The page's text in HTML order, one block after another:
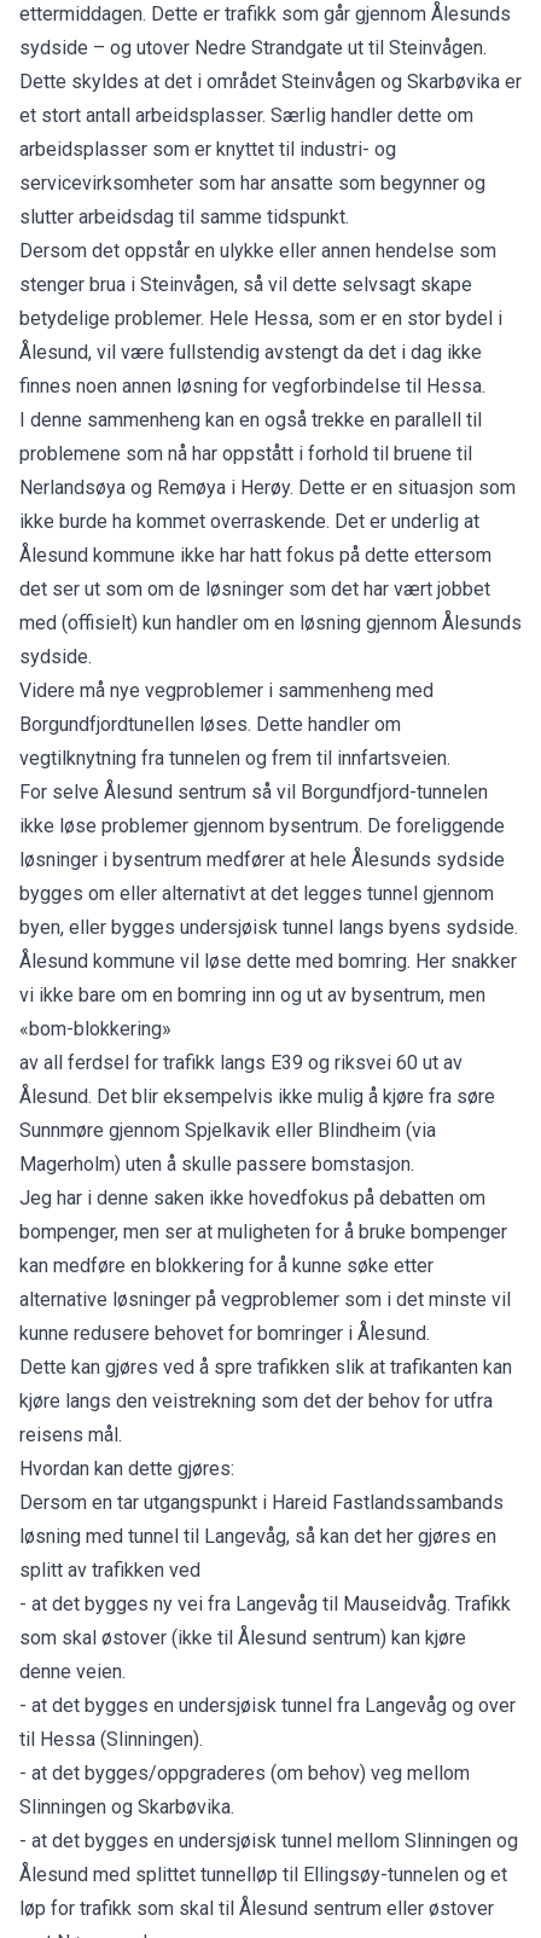
ettermiddagen. Dette er trafikk som går gjennom Ålesunds
sydside – og utover Nedre Strandgate ut til Steinvågen.
Dette skyldes at det i området Steinvågen og Skarbøvika er
et stort antall arbeidsplasser. Særlig handler dette om
arbeidsplasser som er knyttet til industri- og
servicevirksomheter som har ansatte som begynner og
slutter arbeidsdag til samme tidspunkt.
Dersom det oppstår en ulykke eller annen hendelse som
stenger brua i Steinvågen, så vil dette selvsagt skape
betydelige problemer. Hele Hessa, som er en stor bydel i
Ålesund, vil være fullstendig avstengt da det i dag ikke
finnes noen annen løsning for vegforbindelse til Hessa.
I denne sammenheng kan en også trekke en parallell til
problemene som nå har oppstått i forhold til bruene til
Nerlandsøya og Remøya i Herøy. Dette er en situasjon som
ikke burde ha kommet overraskende. Det er underlig at
Ålesund kommune ikke har hatt fokus på dette ettersom
det ser ut som om de løsninger som det har vært jobbet
med (offisielt) kun handler om en løsning gjennom Ålesunds
sydside.
Videre må nye vegproblemer i sammenheng med
Borgundfjordtunellen løses. Dette handler om
vegtilknytning fra tunnelen og frem til innfartsveien.
For selve Ålesund sentrum så vil Borgundfjord-tunnelen
ikke løse problemer gjennom bysentrum. De foreliggende
løsninger i bysentrum medfører at hele Ålesunds sydside
bygges om eller alternativt at det legges tunnel gjennom
byen, eller bygges undersjøisk tunnel langs byens sydside.
Ålesund kommune vil løse dette med bomring. Her snakker
vi ikke bare om en bomring inn og ut av bysentrum, men
«bom-blokkering»
av all ferdsel for trafikk langs E39 og riksvei 60 ut av
Ålesund. Det blir eksempelvis ikke mulig å kjøre fra søre
Sunnmøre gjennom Spjelkavik eller Blindheim (via
Magerholm) uten å skulle passere bomstasjon.
Jeg har i denne saken ikke hovedfokus på debatten om
bompenger, men ser at muligheten for å bruke bompenger
kan medføre en blokkering for å kunne søke etter
alternative løsninger på vegproblemer som i det minste vil
kunne redusere behovet for bomringer i Ålesund.
Dette kan gjøres ved å spre trafikken slik at trafikanten kan
kjøre langs den veistrekning som det der behov for utfra
reisens mål.
Hvordan kan dette gjøres:
Dersom en tar utgangspunkt i Hareid Fastlandssambands
løsning med tunnel til Langevåg, så kan det her gjøres en
splitt av trafikken ved
- at det bygges ny vei fra Langevåg til Mauseidvåg. Trafikk
som skal østover (ikke til Ålesund sentrum) kan kjøre
denne veien.
- at det bygges en undersjøisk tunnel fra Langevåg og over
til Hessa (Slinningen).
- at det bygges/oppgraderes (om behov) veg mellom
Slinningen og Skarbøvika.
- at det bygges en undersjøisk tunnel mellom Slinningen og
Ålesund med splittet tunnelløp til Ellingsøy-tunnelen og et
løp for trafikk som skal til Ålesund sentrum eller østover